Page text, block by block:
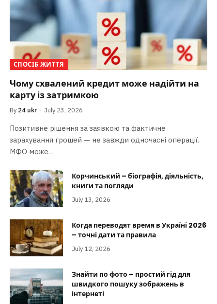
СПОСІБ ЖИТТЯ
Чому схвалений кредит може надійти на
карту із затримкою
By 24 ukr July 23, 2026
Позитивне рішення за заявкою та фактичне
зарахування грошей — не завжди одночасні операції.
МФО може…
Корчинський – біографія, діяльність,
книги та погляди
July 13, 2026
Когда переводят время в Україні 2026
– точні дати та правила
July 12, 2026
Знайти по фото – простий гід для
швидкого пошуку зображень в
інтернеті